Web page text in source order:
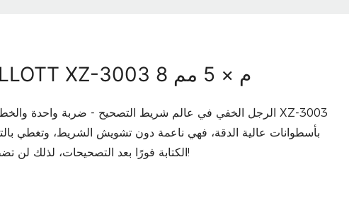
شريط تصحيح LUVA ELLOTT XZ-3003 8 م × 5 مم
بأسطوانات عالية الدقة، فهي ناعمة دون تشويش الشريط، وتغطي
الكتابة فورًا بعد التصحيحات، لذلك لن تضطر أبدًا إلى الانتظار حتى يجف مرة أخرى!